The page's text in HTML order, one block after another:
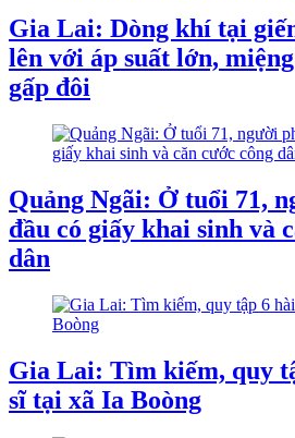
Gia Lai: Dòng khí tại
lên với áp suất lớn,
gấp đôi
Quảng Ngãi: Ở tuổi 71,
đầu có giấy khai sinh và
dân
Gia Lai: Tìm kiếm, quy
sĩ tại xã Ia Boòng